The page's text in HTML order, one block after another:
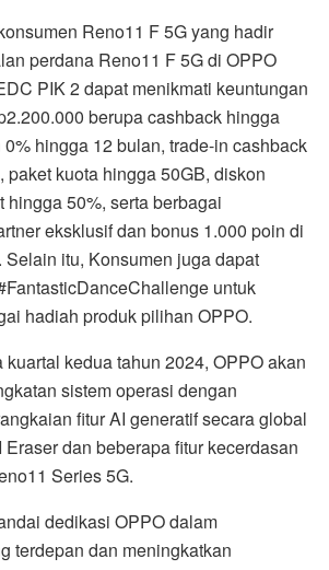
Reno11 F 5G yang hadir
perdana Reno11 F 5G di OPPO
PIK 2 dapat menikmati keuntungan
berupa cashback hingga
hingga 12 bulan, trade-in cashback
paket kuota hingga 50GB, diskon
hingga 50%, serta berbagai
eksklusif dan bonus 1.000 poin di
itu, Konsumen juga dapat
untuk
hadiah produk pilihan OPPO.
kedua tahun 2024, OPPO akan
sistem operasi dengan
fitur AI generatif secara global
dan beberapa fitur kecerdasan
Series 5G.
dedikasi OPPO dalam
terdepan dan meningkatkan